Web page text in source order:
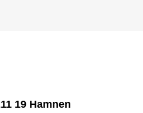
19 Hamnen